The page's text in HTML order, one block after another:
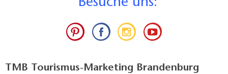
TMB Tourismus-Marketing Brandenburg